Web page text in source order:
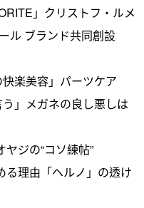
」クリストフ・ルメ
ル ブランド共同創設
楽美容」パーツケア
」メガネの良し悪しは
ジの“コソ練帖”
る理由「ヘルノ」の透け